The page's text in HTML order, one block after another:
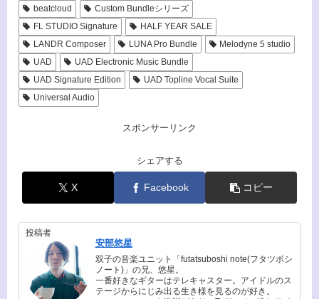
beatcloud
Custom Bundleシリーズ
FL STUDIO Signature
HALF YEAR SALE
LANDR Composer
LUNA Pro Bundle
Melodyne 5 studio
UAD
UAD Electronic Music Bundle
UAD Signature Edition
UAD Topline Vocal Suite
Universal Audio
スポンサーリンク
シェアする
X Facebook コピー
投稿者
安部悠星
双子の音楽ユニット「futatsuboshi note(フタツボシ
ノート)」の兄、悠星。
一番好きなギターはテレキャスター。アイドルのス
テージからにじみ出る生き様を見るのが好き。